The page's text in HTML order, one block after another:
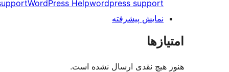
WordPress Helpwordpress support
نمایش پیشرفته
امتیازها
هنوز هیچ نقدی ارسال نشده است.